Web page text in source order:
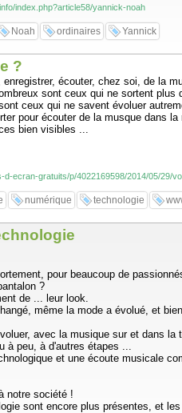
index.php?article58/yannick-noah
Noah ordinaires Yannick
?
écouter, chez soi, de
sont ceux qui ne sortent
ceux qui ne savent évoluer
pour écouter de la musque
bien visibles ...
d-ecran-gratuits/p/4022169598/2014/05/29/
numérique technologie
pour beaucoup de
?
de ... leur look.
même la mode a évolué, et
avec la musique sur et dans
à peu, à d'autres étapes ...
et une écoute musicale
notre société !
sont encore plus présentes, et